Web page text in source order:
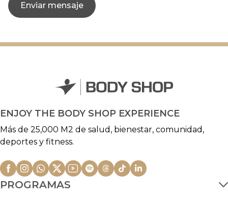
Enviar mensaje
ENJOY THE BODY SHOP EXPERIENCE
Más de 25,000 M2 de salud, bienestar, comunidad,
deportes y fitness.
PROGRAMAS